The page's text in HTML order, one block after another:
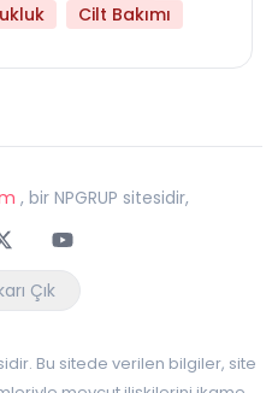
Cilt Bakımı
, bir NPGRUP sitesidir,
Youtube
Çık
Bu sitede verilen bilgiler, site